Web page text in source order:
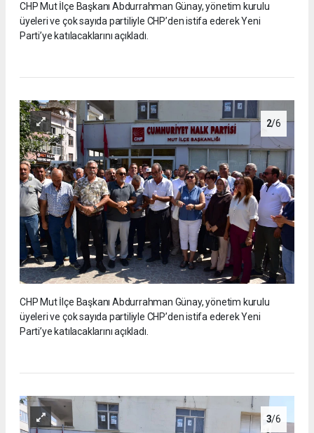
CHP Mut İlçe Başkanı Abdurrahman Günay, yönetim kurulu
üyeleri ve çok sayıda partiliyle CHP’den istifa ederek Yeni
Parti’ye katılacaklarını açıkladı.
2/6
CHP Mut İlçe Başkanı Abdurrahman Günay, yönetim kurulu
üyeleri ve çok sayıda partiliyle CHP’den istifa ederek Yeni
Parti’ye katılacaklarını açıkladı.
3/6